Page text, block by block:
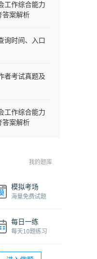
工作综合能力
答案解析
询时间、入口
者考试真题及
工作综合能力
答案解析
我的题库
模拟考场
海量免费试题
每日一练
每天10题练习